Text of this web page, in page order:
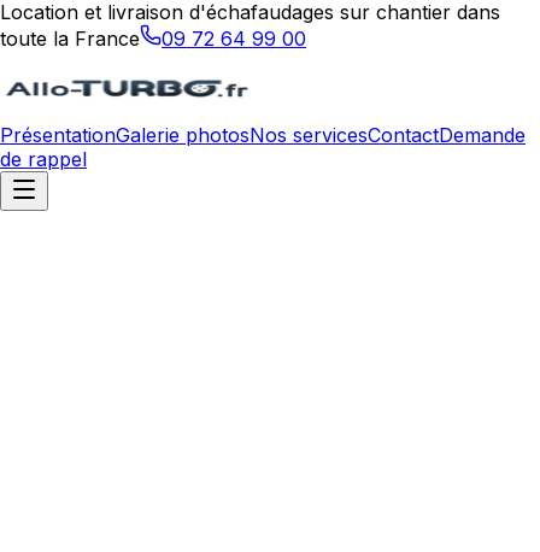
Location et livraison d'échafaudages sur chantier dans
toute la France
09 72 64 99 00
PrésentationGalerie photosNos servicesContactDemande
de rappel